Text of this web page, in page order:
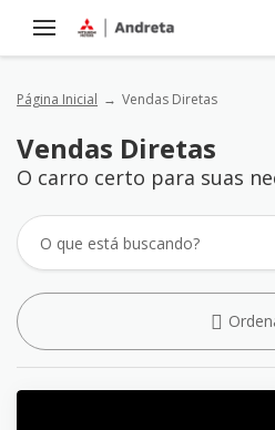
Página Inicial Vendas Diretas
Vendas Diretas
O carro certo para suas